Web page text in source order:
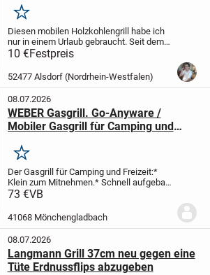
Merken
Diesen mobilen Holzkohlengrill habe ich
nur in einem Urlaub gebraucht. Seit dem
steht er im Keller herum. Er ist wirklich
sehr gut erhalten - eigentlich
neuwertig.Der angegebene Preis ist der...
10 €Festpreis
52477 Alsdorf (Nordrhein-Westfalen)
08.07.2026
WEBER Gasgrill. Go-Anyware /
Mobiler Gasgrill fùr Camping und
Merken
Der Gasgrill für Camping und Freizeit:*
Klein zum Mitnehmen.* Schnell aufgebaut
und leicht in der Handhabung.
Einfach handlich!!Wenig gebraucht,...
73 €VB
41068 Mönchengladbach
08.07.2026
Langmann Grill 37cm neu gegen eine
Tüte Erdnussflips abzugeben